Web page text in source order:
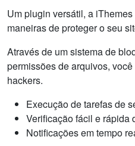
Um plugin versátil, a
maneiras de proteger o seu
Através de um sistema de
permissões de arquivos,
hackers.
Execução de tarefas de
Verificação fácil e rápida
Notificações em tempo